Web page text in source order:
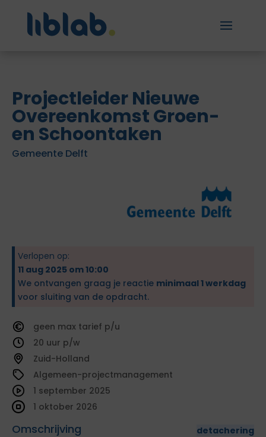
Projectleider Nieuwe
Overeenkomst Groen-
en Schoontaken
Gemeente Delft
Verlopen op:
11 aug 2025 om 10:00
We ontvangen graag je reactie minimaal 1 werkdag
voor sluiting van de opdracht.
geen
tarief
20
Zuid-Holland
Algemeen-projectmanagement
Omschrijving detachering
1 september 2025
1 oktober 2026